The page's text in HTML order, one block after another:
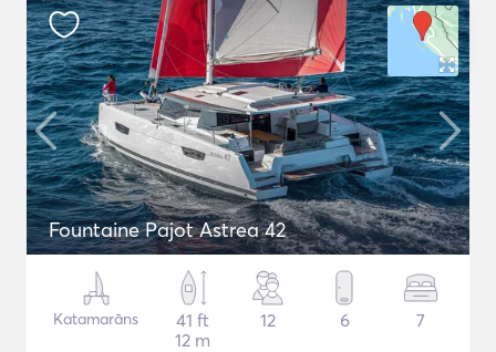
Fountaine Pajot Astrea 42
Katamarāns
41 ft
12 m
12 6 7